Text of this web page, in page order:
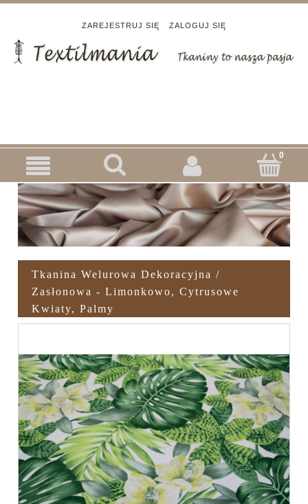
ZAREJESTRUJ SIĘ ZALOGUJ SIĘ
Tkanina Welurowa Dekoracyjna /
Zasłonowa - Limonkowo, Cytrusowe
Kwiaty, Palmy